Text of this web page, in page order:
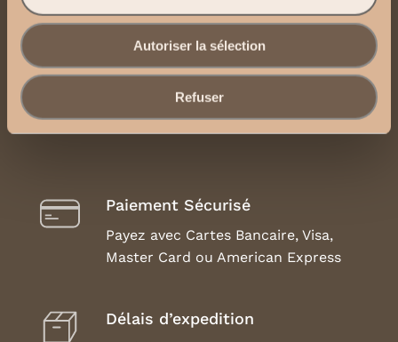
Autoriser la sélection
Refuser
Contactez-nous via WhatsApp
Mentions Légales, CGU et CGV
Paiement Sécurisé
Payez avec Cartes Bancaire, Visa,
Master Card ou American Express
Délais d’expedition